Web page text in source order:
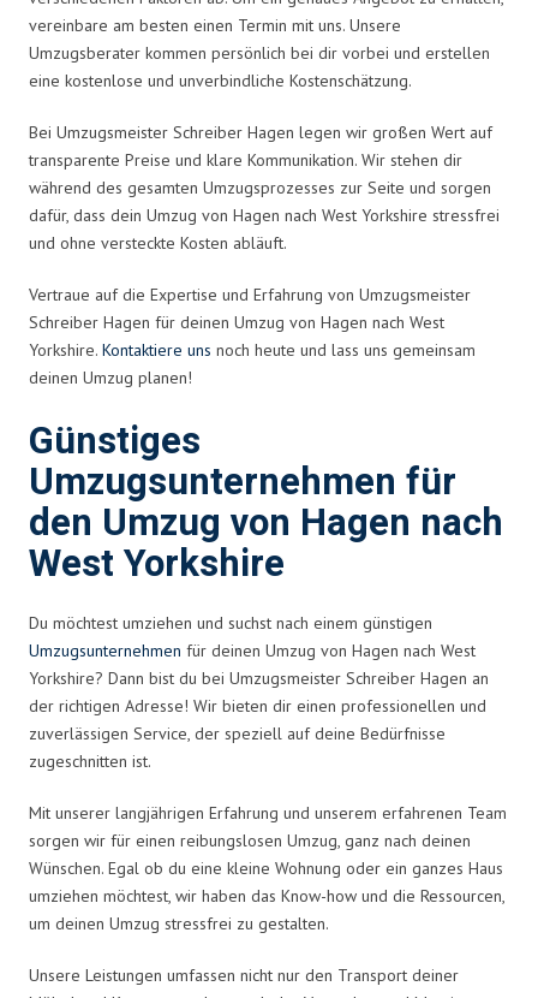
vereinbare am besten einen Termin mit uns. Unsere
Umzugsberater kommen persönlich bei dir vorbei und erstellen
eine kostenlose und unverbindliche Kostenschätzung.
Bei Umzugsmeister Schreiber Hagen legen wir großen Wert auf
transparente Preise und klare Kommunikation. Wir stehen dir
während des gesamten Umzugsprozesses zur Seite und sorgen
dafür, dass dein Umzug von Hagen nach West Yorkshire stressfrei
und ohne versteckte Kosten abläuft.
Vertraue auf die Expertise und Erfahrung von Umzugsmeister
Schreiber Hagen für deinen Umzug von Hagen nach West
Yorkshire. Kontaktiere uns noch heute und lass uns gemeinsam
deinen Umzug planen!
Günstiges
Umzugsunternehmen für
den Umzug von Hagen nach
West Yorkshire
Du möchtest umziehen und suchst nach einem günstigen
Umzugsunternehmen für deinen Umzug von Hagen nach West
Yorkshire? Dann bist du bei Umzugsmeister Schreiber Hagen an
der richtigen Adresse! Wir bieten dir einen professionellen und
zuverlässigen Service, der speziell auf deine Bedürfnisse
zugeschnitten ist.
Mit unserer langjährigen Erfahrung und unserem erfahrenen Team
sorgen wir für einen reibungslosen Umzug, ganz nach deinen
Wünschen. Egal ob du eine kleine Wohnung oder ein ganzes Haus
umziehen möchtest, wir haben das Know-how und die Ressourcen,
um deinen Umzug stressfrei zu gestalten.
Unsere Leistungen umfassen nicht nur den Transport deiner